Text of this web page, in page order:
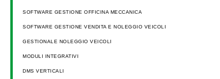
SOFTWARE GESTIONE OFFICINA MECCANICA
SOFTWARE GESTIONE VENDITA E NOLEGGIO VEICOLI
GESTIONALE NOLEGGIO VEICOLI
MODULI INTEGRATIVI
DMS VERTICALI